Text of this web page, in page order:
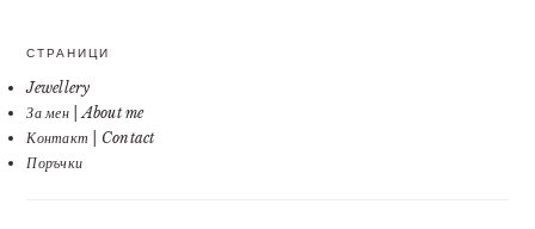
СТРАНИЦИ
Jewellery
За мен | About me
Контакт | Contact
Поръчки